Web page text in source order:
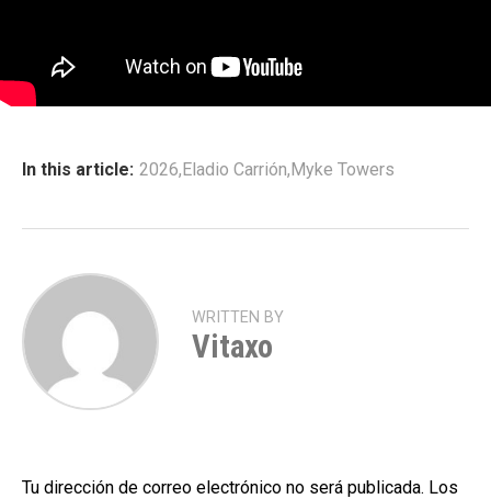
In this article: 2026,Eladio Carrión,Myke Towers
WRITTEN BY
Vitaxo
Tu dirección de correo electrónico no será publicada. Los